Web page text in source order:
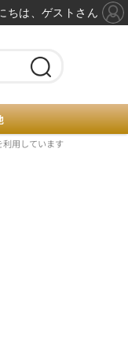
用しています
ちは、ゲストさん